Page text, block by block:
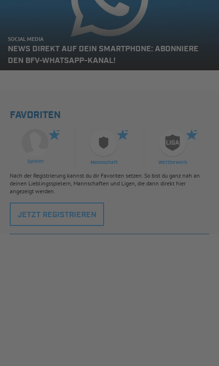
SOCIAL MEDIA
NEWS DIREKT AUF DEIN SMARTPHONE: ABONNIERE
DEN BFV-WHATSAPP-KANAL!
FAVORITEN
Spieler Mannschaft Wettbewerb
Nach der Registrierung kannst du dir Favoriten setzen. So bist du ganz nah an
deinen Lieblingsspielern, Mannschaften und Ligen, die dann direkt hier
angezeigt werden.
JETZT REGISTRIEREN